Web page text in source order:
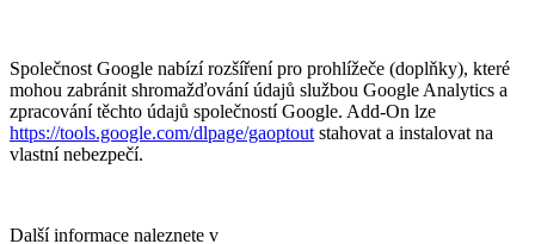
Společnost Google nabízí rozšíření pro prohlížeče (doplňky), které
mohou zabránit shromažďování údajů službou Google Analytics a
zpracování těchto údajů společností Google. Add-On lze
https://tools.google.com/dlpage/gaoptout stahovat a instalovat na
vlastní nebezpečí.
Další informace naleznete v